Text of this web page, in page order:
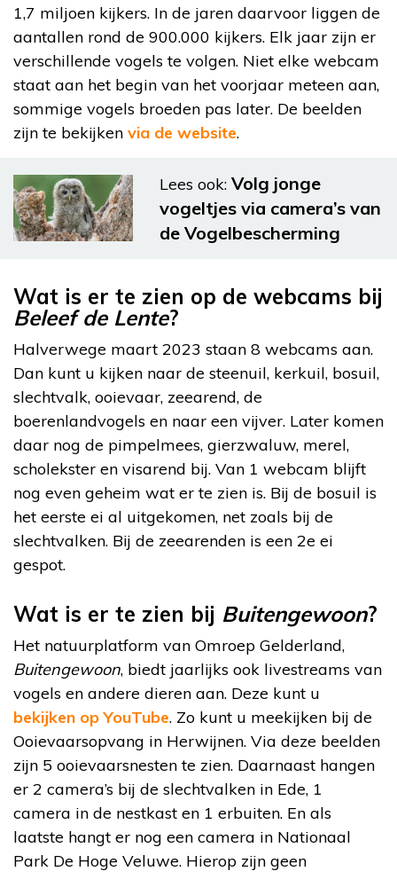
1,7 miljoen kijkers. In de jaren daarvoor liggen de
aantallen rond de 900.000 kijkers. Elk jaar zijn er
verschillende vogels te volgen. Niet elke webcam
staat aan het begin van het voorjaar meteen aan,
sommige vogels broeden pas later. De beelden
zijn te bekijken via de website.
Lees ook: Volg jonge
vogeltjes via camera’s van
de Vogelbescherming
Wat is er te zien op de webcams bij
Beleef de Lente?
Halverwege maart 2023 staan 8 webcams aan.
Dan kunt u kijken naar de steenuil, kerkuil, bosuil,
slechtvalk, ooievaar, zeearend, de
boerenlandvogels en naar een vijver. Later komen
daar nog de pimpelmees, gierzwaluw, merel,
scholekster en visarend bij. Van 1 webcam blijft
nog even geheim wat er te zien is. Bij de bosuil is
het eerste ei al uitgekomen, net zoals bij de
slechtvalken. Bij de zeearenden is een 2e ei
gespot.
Wat is er te zien bij Buitengewoon?
Het natuurplatform van Omroep Gelderland,
Buitengewoon, biedt jaarlijks ook livestreams van
vogels en andere dieren aan. Deze kunt u
bekijken op YouTube. Zo kunt u meekijken bij de
Ooievaarsopvang in Herwijnen. Via deze beelden
zijn 5 ooievaarsnesten te zien. Daarnaast hangen
er 2 camera’s bij de slechtvalken in Ede, 1
camera in de nestkast en 1 erbuiten. En als
laatste hangt er nog een camera in Nationaal
Park De Hoge Veluwe. Hierop zijn geen